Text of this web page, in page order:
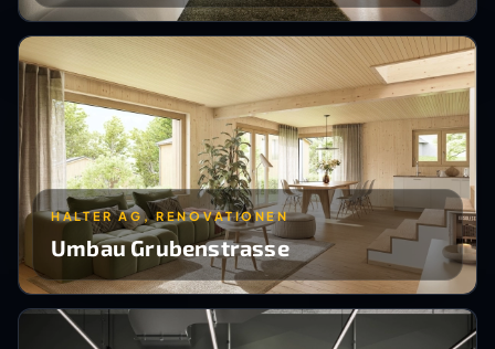
HALTER AG, RENOVATIONEN
Umbau Grubenstrasse